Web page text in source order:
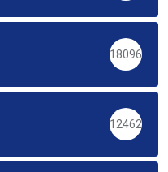
18096
12462